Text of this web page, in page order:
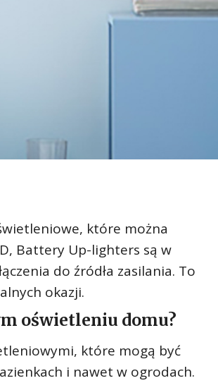
które można
Battery Up-lighters są w
do źródła zasilania. To
okazji.
oświetleniu domu?
które mogą być
i nawet w ogrodach.